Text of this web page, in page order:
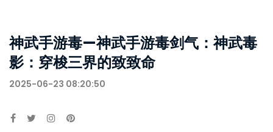
神武手游毒—神武手游毒剑气：神武毒
影：穿梭三界的致致命
2025-06-23 08:20:50